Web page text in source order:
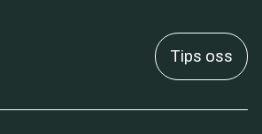
Tips oss